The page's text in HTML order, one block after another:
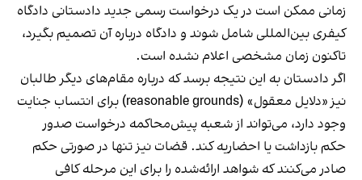
زمانی ممکن است در یک درخواست رسمی جدید دادستانی دادگاه
کیفری بین‌المللی شامل شوند و دادگاه درباره آن تصمیم بگیرد،
تاکنون زمان مشخصی اعلام نشده است.
اگر دادستان به این نتیجه برسد که درباره مقام‌های دیگر طالبان
نیز «دلایل معقول» (reasonable grounds) برای انتساب جنایت
وجود دارد، می‌تواند از شعبه پیش‌محاکمه درخواست صدور
حکم بازداشت یا احضاریه کند. قضات نیز تنها در صورتی حکم
صادر می‌کنند که شواهد ارائه‌شده را برای این مرحله کافی